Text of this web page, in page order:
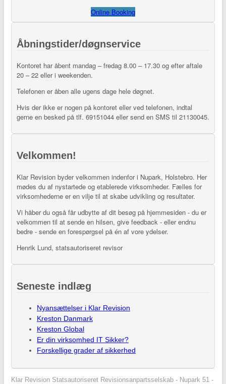
Online Booking
Åbningstider/døgnservice
Kontoret har åbent mandag – fredag 8.00 – 17.30 og efter aftale
20 – 22 eller i weekenden.
Telefonen er åben alle ugens dage hele døgnet.
Hvis der ikke er nogen på kontoret eller ved telefonen, indtal
gerne en besked på tlf. 69151044 eller send en SMS til 21130045.
Velkommen!
Klar Revision byder velkommen indenfor i Nupark, Holstebro. Her
mødes du af nystartede og etablerede virksomheder. Fælles for
virksomhederne er en vilje til at skabe udvikling og resultater.
Vi håber du også får udbytte af dit besøg på hjemmesiden - du er
velkommen til at sende en hilsen, give feedback - eller endnu
bedre - sende en forespørgsel på én af vore ydelser.
Henrik Lund, statsautoriseret revisor
Seneste indlæg
Nyansættelser i Klar Revision
Kreston Danmark
Kreston Global
Er din virksomhed IT Sikker?
Forskellige grader af sikkerhed
Klar Revision Statsautoriseret Revisionsanpartsselskab - Nupark 51 -